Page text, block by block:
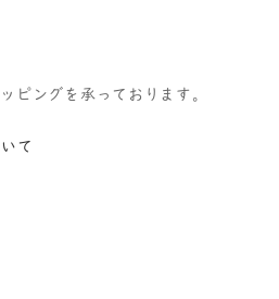
ピングを承っております。
て